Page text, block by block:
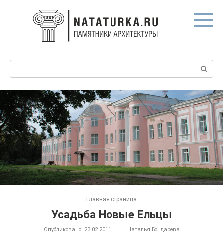
Главная страница
Усадьба Новые Ельцы
Опубликовано: 23.02.2011 Наталья Бондарева